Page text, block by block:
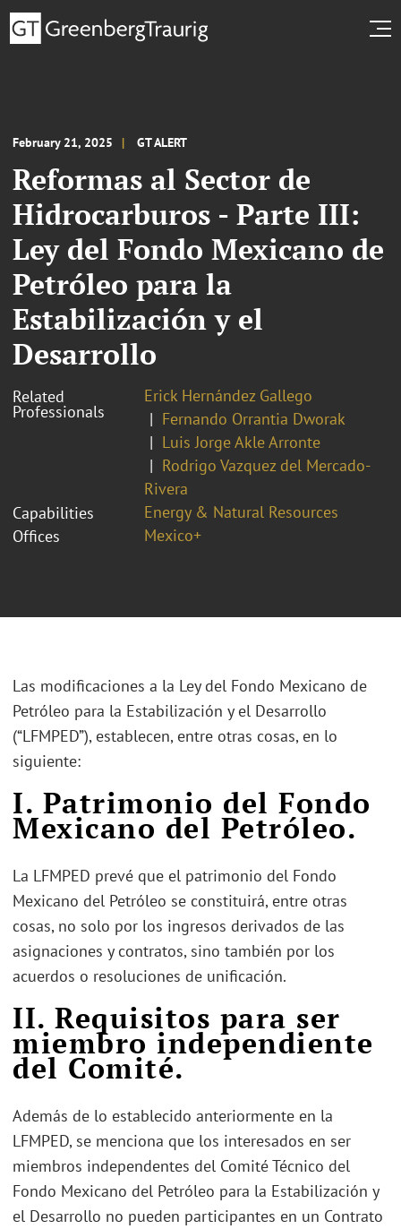
February 21, 2025 GT ALERT
Reformas al Sector de
Hidrocarburos - Parte III:
Ley del Fondo Mexicano de
Petróleo para la
Estabilización y el
Desarrollo
Related
Professionals
Erick Hernández Gallego
Fernando Orrantia Dworak
Luis Jorge Akle Arronte
Rodrigo Vazquez del Mercado-
Rivera
Capabilities
Energy & Natural Resources
Offices
Mexico+
Las modificaciones a la Ley del Fondo Mexicano de
Petróleo para la Estabilización y el Desarrollo
(“LFMPED”), establecen, entre otras cosas, en lo
siguiente:
I. Patrimonio del Fondo
Mexicano del Petróleo.
La LFMPED prevé que el patrimonio del Fondo
Mexicano del Petróleo se constituirá, entre otras
cosas, no solo por los ingresos derivados de las
asignaciones y contratos, sino también por los
acuerdos o resoluciones de unificación.
II. Requisitos para ser
miembro independiente
del Comité.
Además de lo establecido anteriormente en la
LFMPED, se menciona que los interesados en ser
miembros independentes del Comité Técnico del
Fondo Mexicano del Petróleo para la Estabilización y
el Desarrollo no pueden participantes en un Contrato